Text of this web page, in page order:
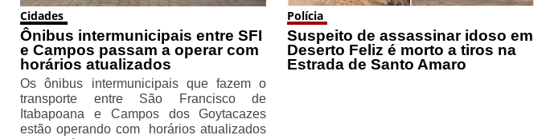
Cidades
Ônibus intermunicipais entre SFI
e Campos passam a operar com
horários atualizados
Os ônibus intermunicipais que fazem o
transporte entre São Francisco de
Itabapoana e Campos dos Goytacazes
estão operando com horários atualizados
Polícia
Suspeito de assassinar idoso em
Deserto Feliz é morto a tiros na
Estrada de Santo Amaro